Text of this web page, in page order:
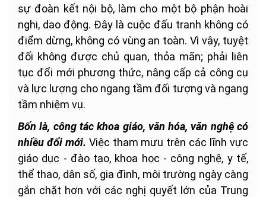
sự đoàn kết nội bộ, làm cho một bộ phận hoài
nghi, dao động. Đây là cuộc đấu tranh không có
điểm dừng, không có vùng an toàn. Vì vậy, tuyệt
đối không được chủ quan, thỏa mãn; phải liên
tục đổi mới phương thức, nâng cấp cả công cụ
và lực lượng cho ngang tầm đối tượng và ngang
tầm nhiệm vụ.
Bốn là, công tác khoa giáo, văn hóa, văn nghệ có
nhiều đổi mới. Việc tham mưu trên các lĩnh vực
giáo dục - đào tạo, khoa học - công nghệ, y tế,
thể thao, dân số, gia đình, môi trường ngày càng
gắn chặt hơn với các nghị quyết lớn của Trung